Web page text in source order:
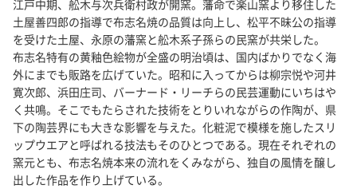
江戸中期、舩木与次兵衛村政が開窯。藩命で楽山窯より移住した
土屋善四郎の指導で布志名焼の品質は向上し、松平不昧公の指導
を受けた土屋、永原の藩窯と舩木系子孫らの民窯が共栄した。
布志名特有の黄釉色絵物が全盛の明治頃は、国内ばかりでなく海
外にまでも販路を広げていた。昭和に入ってからは柳宗悦や河井
寛次郎、浜田庄司、バーナード・リーチらの民芸運動にいちはや
く共鳴。そこでもたらされた技術をとりいれながらの作陶が、県
下の陶芸界にも大きな影響を与えた。化粧泥で模様を施したスリ
ップウエアと呼ばれる技法もそのひとつである。現在それぞれの
窯元とも、布志名焼本来の流れをくみながら、独自の風情を醸し
出した作品を作り上げている。